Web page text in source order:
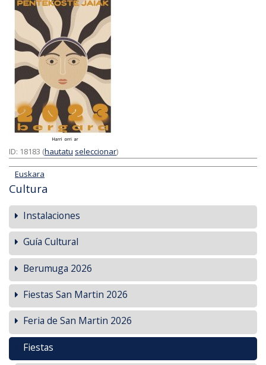
ID: 18183 (hautatu seleccionar)
Euskara
Cultura
Instalaciones
Guía Cultural
Berumuga 2026
Fiestas San Martin 2026
Feria de San Martin 2026
Fiestas